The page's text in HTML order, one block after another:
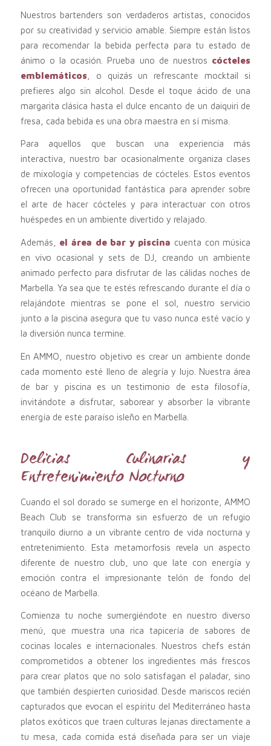
Nuestros bartenders son verdaderos artistas, conocidos
por su creatividad y servicio amable. Siempre están listos
para recomendar la bebida perfecta para tu estado de
ánimo o la ocasión. Prueba uno de nuestros cócteles
emblemáticos , o quizás un refrescante mocktail si
prefieres algo sin alcohol. Desde el toque ácido de una
margarita clásica hasta el dulce encanto de un daiquiri de
fresa, cada bebida es una obra maestra en sí misma.
Para aquellos que buscan una experiencia más
interactiva, nuestro bar ocasionalmente organiza clases
de mixología y competencias de cócteles. Estos eventos
ofrecen una oportunidad fantástica para aprender sobre
el arte de hacer cócteles y para interactuar con otros
huéspedes en un ambiente divertido y relajado.
Además, el área de bar y piscina cuenta con música
en vivo ocasional y sets de DJ, creando un ambiente
animado perfecto para disfrutar de las cálidas noches de
Marbella. Ya sea que te estés refrescando durante el día o
relajándote mientras se pone el sol, nuestro servicio
junto a la piscina asegura que tu vaso nunca esté vacío y
la diversión nunca termine.
En AMMO, nuestro objetivo es crear un ambiente donde
cada momento esté lleno de alegría y lujo. Nuestra área
de bar y piscina es un testimonio de esta filosofía,
invitándote a disfrutar, saborear y absorber la vibrante
energía de este paraíso isleño en Marbella.
Delicias Culinarias y
Entretenimiento Nocturno
Cuando el sol dorado se sumerge en el horizonte, AMMO
Beach Club se transforma sin esfuerzo de un refugio
tranquilo diurno a un vibrante centro de vida nocturna y
entretenimiento. Esta metamorfosis revela un aspecto
diferente de nuestro club, uno que late con energía y
emoción contra el impresionante telón de fondo del
océano de Marbella.
Comienza tu noche sumergiéndote en nuestro diverso
menú, que muestra una rica tapicería de sabores de
cocinas locales e internacionales. Nuestros chefs están
comprometidos a obtener los ingredientes más frescos
para crear platos que no solo satisfagan el paladar, sino
que también despierten curiosidad. Desde mariscos recién
capturados que evocan el espíritu del Mediterráneo hasta
platos exóticos que traen culturas lejanas directamente a
tu mesa, cada comida está diseñada para ser un viaje